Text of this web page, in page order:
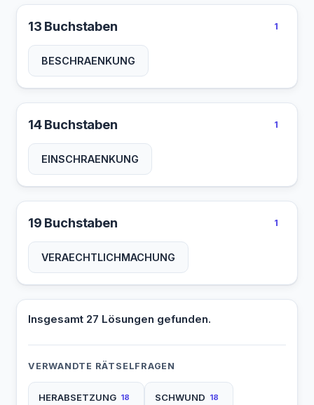
13 Buchstaben 1
BESCHRAENKUNG
14 Buchstaben 1
EINSCHRAENKUNG
19 Buchstaben 1
VERAECHTLICHMACHUNG
Insgesamt 27 Lösungen gefunden.
VERWANDTE RÄTSELFRAGEN
HERABSETZUNG 18 SCHWUND 18